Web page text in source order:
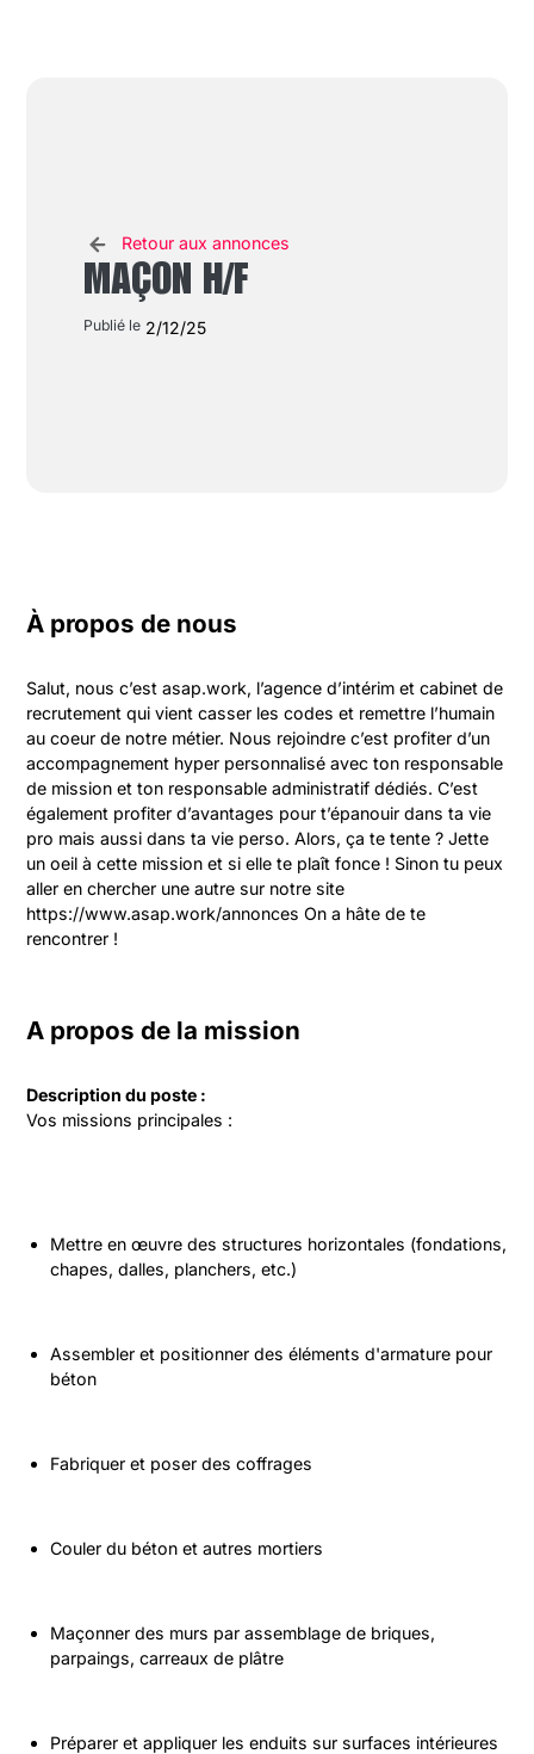
Retour aux annonces
MAÇON H/F
Publié le 2/12/25
À propos de nous
Salut, nous c’est asap.work, l’agence d’intérim et cabinet de
recrutement qui vient casser les codes et remettre l’humain
au coeur de notre métier. Nous rejoindre c’est profiter d’un
accompagnement hyper personnalisé avec ton responsable
de mission et ton responsable administratif dédiés. C’est
également profiter d’avantages pour t’épanouir dans ta vie
pro mais aussi dans ta vie perso. Alors, ça te tente ? Jette
un oeil à cette mission et si elle te plaît fonce ! Sinon tu peux
aller en chercher une autre sur notre site
https://www.asap.work/annonces On a hâte de te
rencontrer !
A propos de la mission
Description du poste :
Vos missions principales :
Mettre en œuvre des structures horizontales (fondations,
chapes, dalles, planchers, etc.)
Assembler et positionner des éléments d'armature pour
béton
Fabriquer et poser des coffrages
Couler du béton et autres mortiers
Maçonner des murs par assemblage de briques,
parpaings, carreaux de plâtre
Préparer et appliquer les enduits sur surfaces intérieures